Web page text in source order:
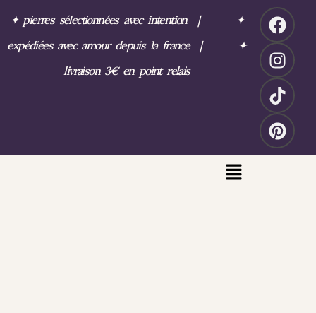
✦ pierres sélectionnées avec intention |
✦
expédiées avec amour depuis la france |
✦
livraison 3€ en point relais